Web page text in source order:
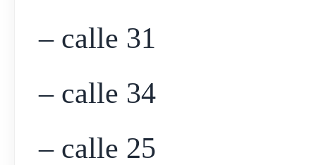
– calle 31
– calle 34
– calle 25